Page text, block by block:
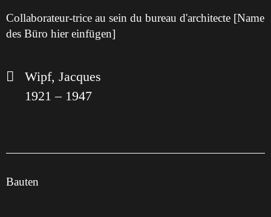
Collaborateur-trice au sein du bureau d'architecte [Name
des Büro hier einfügen]
Wipf, Jacques
1921 – 1947
Bauten